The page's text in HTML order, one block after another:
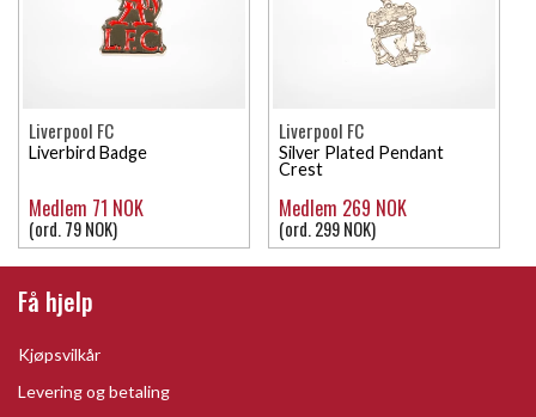
Liverpool FC
Liverbird Badge
Medlem 71 NOK
(ord. 79 NOK)
Liverpool FC
Silver Plated Pendant
Crest
Medlem 269 NOK
(ord. 299 NOK)
Få hjelp
Kjøpsvilkår
Levering og betaling